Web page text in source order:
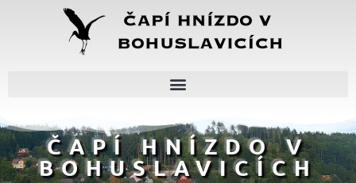
ČAPÍ HNÍZDO V
BOHUSLAVICÍCH